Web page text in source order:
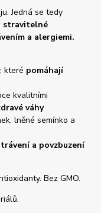
Jedná se tedy
stravitelné
a alergiemi.
které pomáhají
kvalitními
váhy
lněné semínko a
a povzbuzení
Bez GMO.